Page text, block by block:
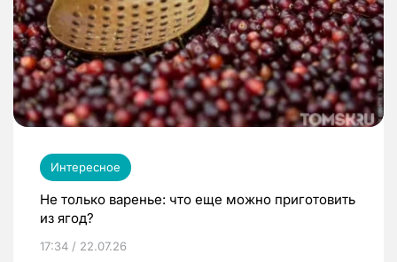
Интересное
Не только варенье: что еще можно приготовить
из ягод?
17:34 / 22.07.26